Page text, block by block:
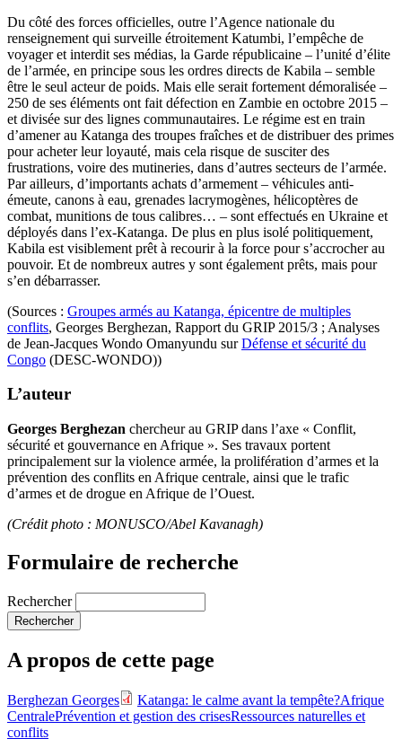
Du côté des forces officielles, outre l’Agence nationale du
renseignement qui surveille étroitement Katumbi, l’empêche de
voyager et interdit ses médias, la Garde républicaine – l’unité d’élite
de l’armée, en principe sous les ordres directs de Kabila – semble
être le seul acteur de poids. Mais elle serait fortement démoralisée –
250 de ses éléments ont fait défection en Zambie en octobre 2015 –
et divisée sur des lignes communautaires. Le régime est en train
d’amener au Katanga des troupes fraîches et de distribuer des primes
pour acheter leur loyauté, mais cela risque de susciter des
frustrations, voire des mutineries, dans d’autres secteurs de l’armée.
Par ailleurs, d’importants achats d’armement – véhicules anti-
émeute, canons à eau, grenades lacrymogènes, hélicoptères de
combat, munitions de tous calibres… – sont effectués en Ukraine et
déployés dans l’ex-Katanga. De plus en plus isolé politiquement,
Kabila est visiblement prêt à recourir à la force pour s’accrocher au
pouvoir. Et de nombreux autres y sont également prêts, mais pour
s’en débarrasser.
(Sources : Groupes armés au Katanga, épicentre de multiples
conflits, Georges Berghezan, Rapport du GRIP 2015/3 ; Analyses
de Jean-Jacques Wondo Omanyundu surDéfense et sécurité du
Congo (DESC-WONDO))
L’auteur
Georges Berghezan chercheur au GRIP dans l’axe « Conflit,
sécurité et gouvernance en Afrique ». Ses travaux portent
principalement sur la violence armée, la prolifération d’armes et la
prévention des conflits en Afrique centrale, ainsi que le trafic
d’armes et de drogue en Afrique de l’Ouest.
(Crédit photo : MONUSCO/Abel Kavanagh)
Formulaire de recherche
Rechercher
A propos de cette page
Berghezan Georges Katanga: le calme avant la tempête?Afrique
CentralePrévention et gestion des crisesRessources naturelles et
conflits